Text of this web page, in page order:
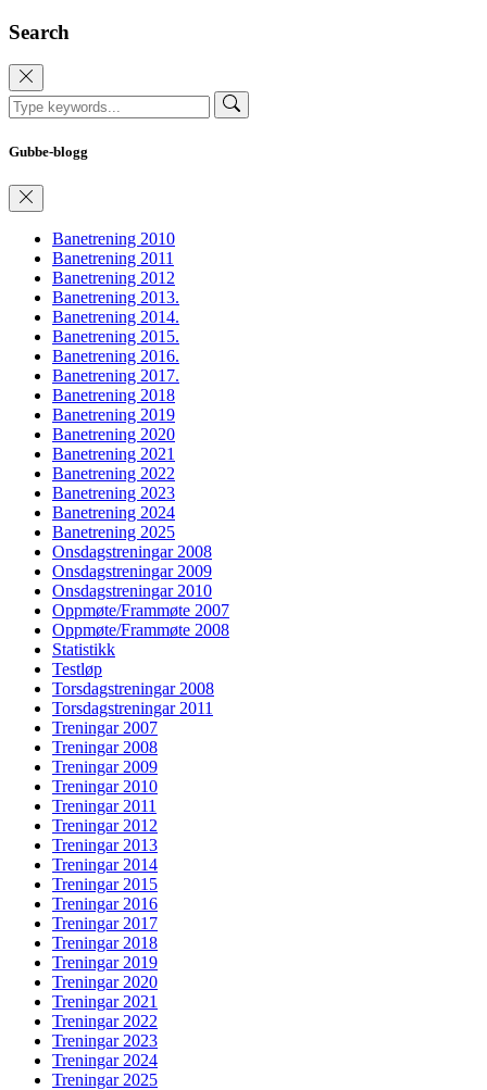
Search
Gubbe-blogg
Banetrening 2010
Banetrening 2011
Banetrening 2012
Banetrening 2013.
Banetrening 2014.
Banetrening 2015.
Banetrening 2016.
Banetrening 2017.
Banetrening 2018
Banetrening 2019
Banetrening 2020
Banetrening 2021
Banetrening 2022
Banetrening 2023
Banetrening 2024
Banetrening 2025
Onsdagstreningar 2008
Onsdagstreningar 2009
Onsdagstreningar 2010
Oppmøte/Frammøte 2007
Oppmøte/Frammøte 2008
Statistikk
Testløp
Torsdagstreningar 2008
Torsdagstreningar 2011
Treningar 2007
Treningar 2008
Treningar 2009
Treningar 2010
Treningar 2011
Treningar 2012
Treningar 2013
Treningar 2014
Treningar 2015
Treningar 2016
Treningar 2017
Treningar 2018
Treningar 2019
Treningar 2020
Treningar 2021
Treningar 2022
Treningar 2023
Treningar 2024
Treningar 2025